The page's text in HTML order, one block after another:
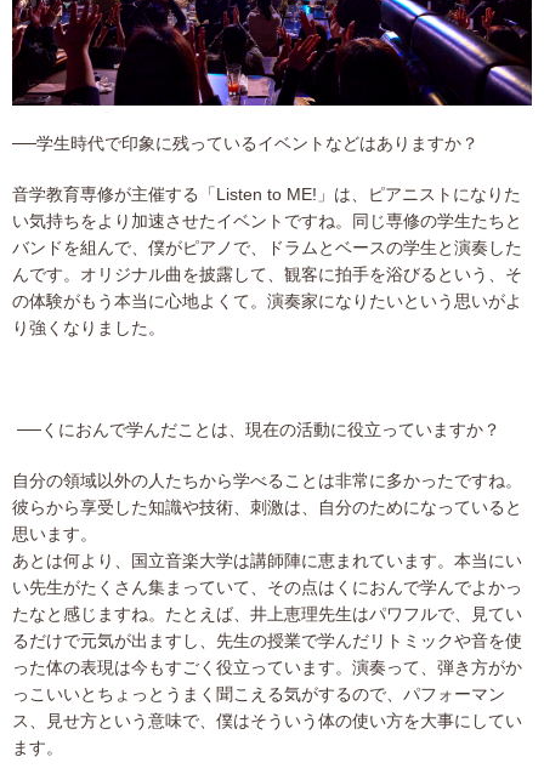
──学生時代で印象に残っているイベントなどはありますか？
音学教育専修が主催する「Listen to ME!」は、ピアニストになりた
い気持ちをより加速させたイベントですね。同じ専修の学生たちと
バンドを組んで、僕がピアノで、ドラムとベースの学生と演奏した
んです。オリジナル曲を披露して、観客に拍手を浴びるという、そ
の体験がもう本当に心地よくて。演奏家になりたいという思いがよ
り強くなりました。
──くにおんで学んだことは、現在の活動に役立っていますか？
自分の領域以外の人たちから学べることは非常に多かったですね。
彼らから享受した知識や技術、刺激は、自分のためになっていると
思います。
あとは何より、国立音楽大学は講師陣に恵まれています。本当にい
い先生がたくさん集まっていて、その点はくにおんで学んでよかっ
たなと感じますね。たとえば、井上恵理先生はパワフルで、見てい
るだけで元気が出ますし、先生の授業で学んだリトミックや音を使
った体の表現は今もすごく役立っています。演奏って、弾き方がか
っこいいとちょっとうまく聞こえる気がするので、パフォーマン
ス、見せ方という意味で、僕はそういう体の使い方を大事にしてい
ます。